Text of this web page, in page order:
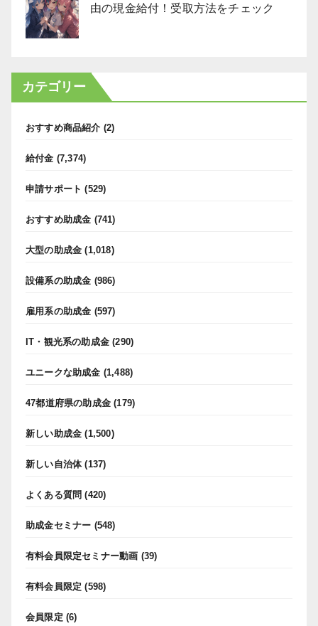
由の現金給付！受取方法をチェック
カテゴリー
おすすめ商品紹介 (2)
給付金 (7,374)
申請サポート (529)
おすすめ助成金 (741)
大型の助成金 (1,018)
設備系の助成金 (986)
雇用系の助成金 (597)
IT・観光系の助成金 (290)
ユニークな助成金 (1,488)
47都道府県の助成金 (179)
新しい助成金 (1,500)
新しい自治体(137)
よくある質問 (420)
助成金セミナー (548)
有料会員限定セミナー動画 (39)
有料会員限定 (598)
会員限定 (6)